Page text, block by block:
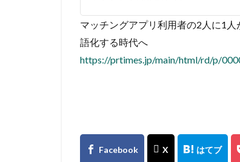
マッチングアプリ利用者の2人に1
語化する時代へ
https://prtimes.jp/main/html/rd/p/